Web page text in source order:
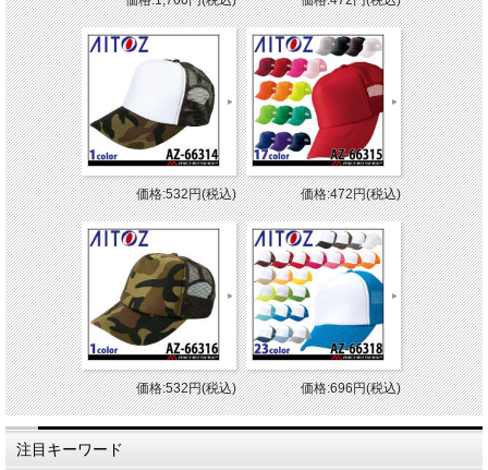
価格:532円(税込) 価格:472円(税込)
価格:532円(税込) 価格:696円(税込)
注目キーワード